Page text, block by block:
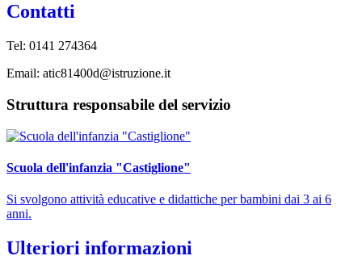
Contatti
Tel: 0141 274364
Email: atic81400d@istruzione.it
Struttura responsabile del servizio
Scuola dell'infanzia "Castiglione"
Si svolgono attività educative e didattiche per bambini dai 3 ai 6
anni.
Ulteriori informazioni